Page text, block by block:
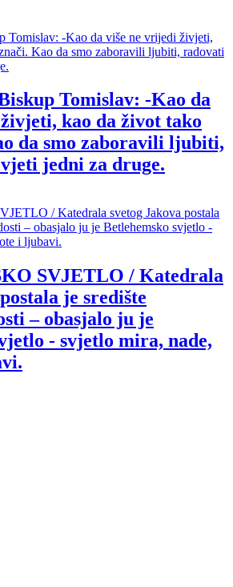
Tomislav: -Kao da
kao da život tako
da smo zaboravili ljubiti,
jedni za druge.
SVJETLO / Katedrala
je središte
– obasjalo ju je
- svjetlo mira, nade,